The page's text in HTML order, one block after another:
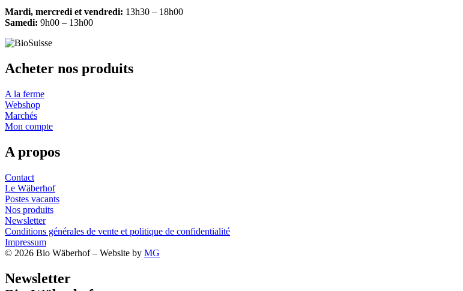
Mardi, mercredi et vendredi: 13h30 – 18h00
Samedi: 9h00 – 13h00
Acheter nos produits
A la ferme
Webshop
Marchés
Mon compte
A propos
Contact
Le Wäberhof
Postes vacants
Nos produits
Newsletter
Conditions générales de vente et politique de confidentialité
Impressum
© 2026 Bio Wäberhof – Website by MG
Newsletter